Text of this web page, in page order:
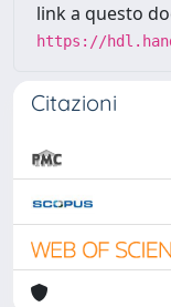
link a questo
https://
Citazioni